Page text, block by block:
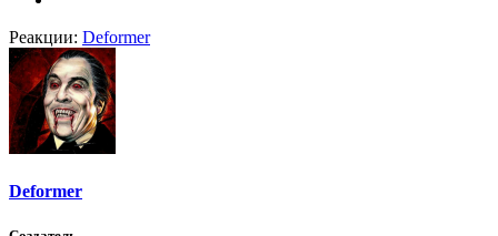
Реакции: Deformer
Deformer